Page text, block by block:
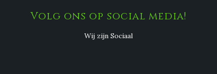
Volg ons op social media!
Wij zijn Sociaal